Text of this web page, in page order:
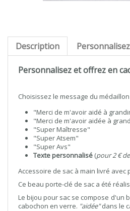
Description
Personnalisez et offrez en
Choisissez le message du
"Merci de m'avoir aidé à
"Merci de m'avoir aidée à
"Super Maîtresse"
"Super Atsem"
"Super Avs"
Texte personnalisé (pour 2 €
Accessoire de sac à main livré
Ce beau porte-clé de sac a été
Le bijou pour sac se compose d'un
cabochon en verre. "aidée"dans le